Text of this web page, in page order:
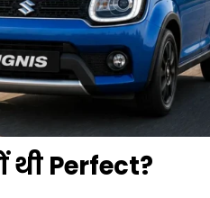
थी Perfect?